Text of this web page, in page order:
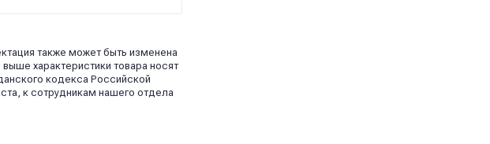
также может быть изменена
характеристики товара носят
кодекса Российской
к сотрудникам нашего отдела